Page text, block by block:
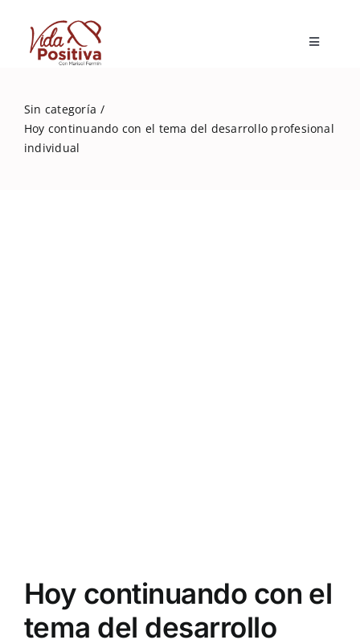
content
Toggle
Blog
Sin categoría
Hoy continuando con el tema del desarrollo profesional
individual
Hoy continuando con el
tema del desarrollo